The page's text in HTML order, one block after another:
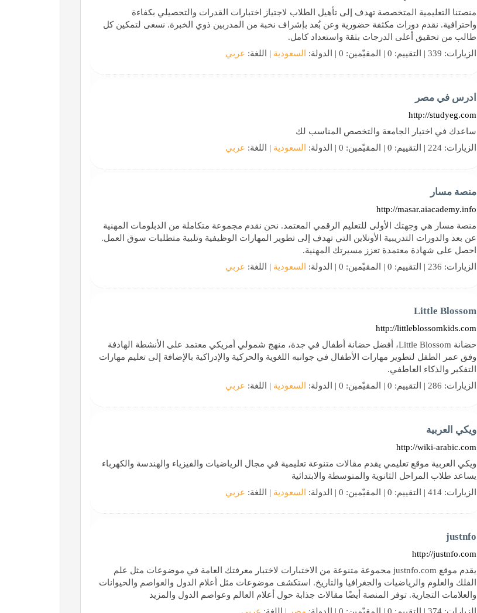
منصتنا التعليمية المتخصصة تهدف إلى تأهيل الطلاب لاجتياز اختبارات القدرات والتحصيلي بكفاءة
واحترافية. نقدم دورات مكثفة حضورية وعن بُعد بإشراف نخبة من المدربين ذوي الخبرة. نسعى لتمكين كل
طالب من تحقيق أعلى الدرجات بثقة واستعداد كامل.
الزيارات: 339 | التقييم: 0 | المقيّمين: 0 | الدولة:
السعودية | اللغة: عربي
ادرس في مصر
http://studyeg.com
ساعدك في اختيار الجامعة والتخصص المناسب لك
الزيارات: 224 | التقييم: 0 | المقيّمين: 0 | الدولة:
السعودية | اللغة: عربي
منصة مسار
http://masar.aiacademy.info
منصة مسار هي وجهتك الأولى للتعليم الرقمي المعتمد. نحن نقدم مجموعة متكاملة من الدبلومات المهنية
عن بعد والدورات التدريبية الأونلاين التي تهدف إلى تطوير المهارات الوظيفية وتلبية متطلبات سوق العمل.
احصل على شهادة معتمدة تعزز مسيرتك المهنية.
الزيارات: 236 | التقييم: 0 | المقيّمين: 0 | الدولة:
السعودية | اللغة: عربي
Little Blossom
http://littleblossomkids.com
حضانة Little Blossom، أفضل حضانة أطفال في جدة، منهج شمولي أمريكي معتمد على الأنشطة الهادفة
وفق عمر الطفل لتطوير مهارات الأطفال في جوانبه اللغوية والحركية والإدراكية بالإضافة إلى تعليم مهارات
التفكير والذكاء العاطفي.
الزيارات: 286 | التقييم: 0 | المقيّمين: 0 | الدولة:
السعودية | اللغة: عربي
ويكي العربية
http://wiki-arabic.com
ويكي العربية موقع تعليمي يقدم مقالات متنوعة تعليمية في مجال الرياضيات والفيزياء والهندسة والكهرباء
يساعد طلاب المراحل الثانوية والمتوسطة والابتدائية
الزيارات: 414 | التقييم: 0 | المقيّمين: 0 | الدولة:
السعودية | اللغة: عربي
justnfo
http://justnfo.com
يقدم موقع justnfo.com مجموعة متنوعة من الاختبارات لاختبار معرفتك العامة في موضوعات مثل علم
الفلك والعلوم والرياضيات والجغرافيا والتاريخ. استكشف موضوعات مثل أعلام الدول والعواصم والحيوانات
والعلامات التجارية. توفر المنصة أيضًا مقالات جذابة حول أعلام العالم وعواصم الدول والمزيد